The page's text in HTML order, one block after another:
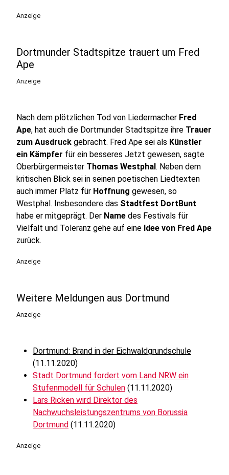
Anzeige
Dortmunder Stadtspitze trauert um Fred
Ape
Anzeige
Nach dem plötzlichen Tod von Liedermacher Fred
Ape, hat auch die Dortmunder Stadtspitze ihre Trauer
zum Ausdruck gebracht. Fred Ape sei als Künstler
ein Kämpfer für ein besseres Jetzt gewesen, sagte
Oberbürgermeister Thomas Westphal. Neben dem
kritischen Blick sei in seinen poetischen Liedtexten
auch immer Platz für Hoffnung gewesen, so
Westphal. Insbesondere das Stadtfest DortBunt
habe er mitgeprägt. Der Name des Festivals für
Vielfalt und Toleranz gehe auf eine Idee von Fred Ape
zurück.
Anzeige
Weitere Meldungen aus Dortmund
Anzeige
Dortmund: Brand in der Eichwaldgrundschule
(11.11.2020)
Stadt Dortmund fordert vom Land NRW ein
Stufenmodell für Schulen (11.11.2020)
Lars Ricken wird Direktor des
Nachwuchsleistungszentrums von Borussia
Dortmund (11.11.2020)
Anzeige